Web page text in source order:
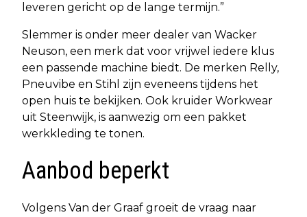
leveren gericht op de lange termijn.”
Slemmer is onder meer dealer van Wacker
Neuson, een merk dat voor vrijwel iedere klus
een passende machine biedt. De merken Relly,
Pneuvibe en Stihl zijn eveneens tijdens het
open huis te bekijken. Ook kruider Workwear
uit Steenwijk, is aanwezig om een pakket
werkkleding te tonen.
Aanbod beperkt
Volgens Van der Graaf groeit de vraag naar